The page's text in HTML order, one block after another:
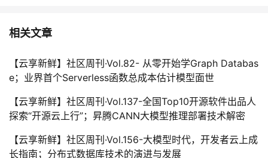
相关文章
【云享新鲜】社区周刊·Vol.82- 从零开始学Graph Databas
e；业界首个Serverless函数总成本估计模型面世
【云享新鲜】社区周刊·Vol.137-全国Top10开源软件出品人
探索“开源云上行”；昇腾CANN大模型推理部署技术解密
【云享新鲜】社区周刊·Vol.156-大模型时代，开发者云上成
长指南；分布式数据库技术的演进与发展